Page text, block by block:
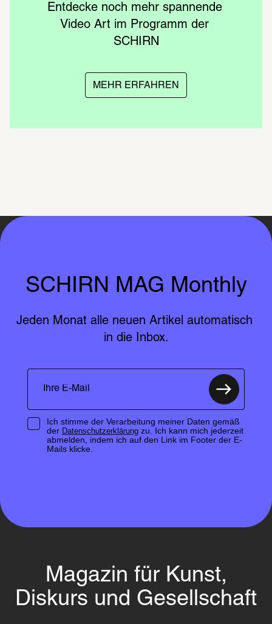
Entdecke noch mehr spannende
Video Art im Programm der
SCHIRN
MEHR ERFAHREN
SCHIRN MAG Monthly
Jeden Monat alle neuen Artikel automatisch
in die Inbox.
Ich stimme der Verarbeitung meiner Daten gemäß
der Datenschutzerklärungzu. Ich kann mich jederzeit
abmelden, indem ich auf den Link im Footer der E-
Mails klicke.
Magazin für Kunst,
Diskurs und Gesellschaft